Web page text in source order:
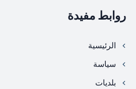
روابط مفيدة
الرئيسية
سياسة
بلديات